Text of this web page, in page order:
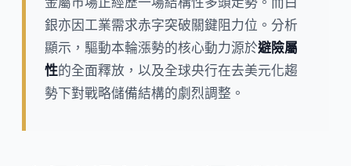
金屬市場正經歷一場結構性多頭走勢。而白
銀亦因工業需求赤字突破關鍵阻力位。分析
顯示，驅動本輪漲勢的核心動力源於避險屬
性的全面釋放，以及全球央行在去美元化趨
勢下對戰略儲備結構的劇烈調整。